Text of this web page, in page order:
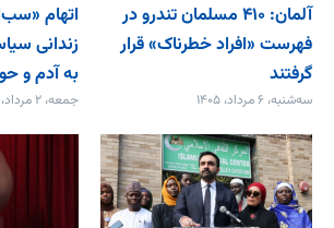
آلمان: ۴۱۰ مسلمان تندرو در
فهرست «افراد خطرناک» قرار
گرفتند
سه‌شنبه، ۶ مرداد، ۱۴۰۵
اتهام
زندانی
به آدم و
جمعه، ۲ مرداد، ۱۴۰۵